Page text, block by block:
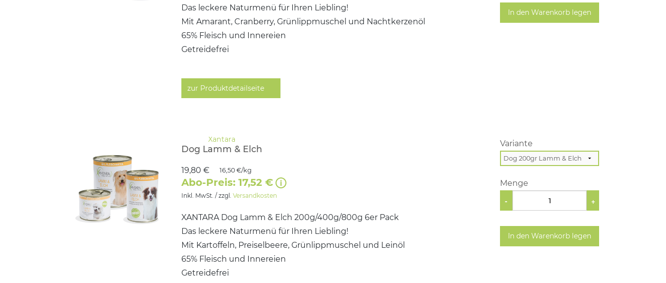
Das leckere Naturmenü für Ihren Liebling!
Mit Amarant, Cranberry, Grünlippmuschel und Nachtkerzenöl
65% Fleisch und Innereien
Getreidefrei
In den Warenkorb legen
zur Produktdetailseite
Dog Lamm & Elch
XANTARA Dog Lamm & Elch 200g/400g/800g 6er Pack
Das leckere Naturmenü für Ihren Liebling!
Mit Kartoffeln, Preiselbeere, Grünlippmuschel und Leinöl
65% Fleisch und Innereien
Getreidefrei
19,80 € 16,50 €/kg
Abo-Preis: 17,52 €
Inkl. MwSt. / zzgl. Versandkosten
Variante
Menge
- +
In den Warenkorb legen